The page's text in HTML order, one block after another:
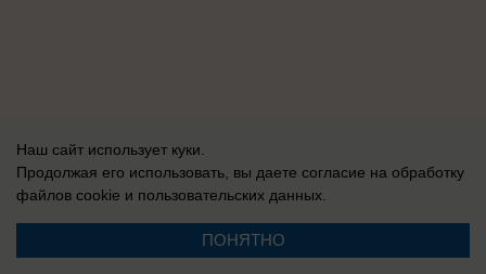
Наш сайт использует куки.
Продолжая его использовать, вы даете согласие на обработку
файлов cookie и пользовательских данных.
ПОНЯТНО